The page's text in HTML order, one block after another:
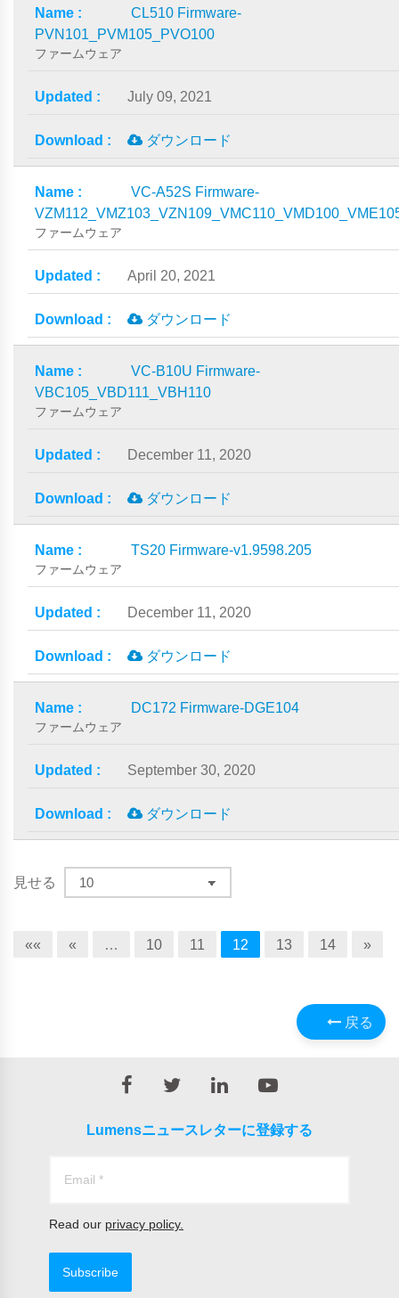
CL510 Firmware-
PVN101_PVM105_PVO100
ファームウェア
July 09, 2021
ダウンロード
VC-A52S Firmware-
ファームウェア
April 20, 2021
ダウンロード
VC-B10U Firmware-
VBC105_VBD111_VBH110
ファームウェア
December 11, 2020
ダウンロード
TS20 Firmware-v1.9598.205
ファームウェア
December 11, 2020
ダウンロード
DC172 Firmware-DGE104
ファームウェア
September 30, 2020
ダウンロード
見せる
«« « 10 11 12 13 14 »
戻る
Lumensニュースレターに登録する
Read our privacy policy.
Subscribe